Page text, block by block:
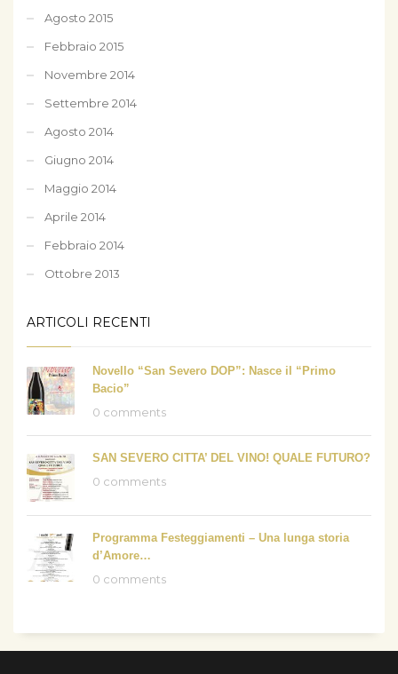
Agosto 2015
Febbraio 2015
Novembre 2014
Settembre 2014
Agosto 2014
Giugno 2014
Maggio 2014
Aprile 2014
Febbraio 2014
Ottobre 2013
ARTICOLI RECENTI
Novello “San Severo DOP”: Nasce il “Primo
Bacio”
0 comments
SAN SEVERO CITTA’ DEL VINO! QUALE FUTURO?
0 comments
Programma Festeggiamenti – Una lunga storia
d’Amore…
0 comments